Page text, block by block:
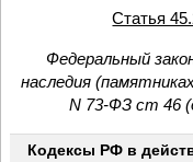
Статья
Федеральный
наследия
N 73-ФЗ ст 46
Кодексы РФ в